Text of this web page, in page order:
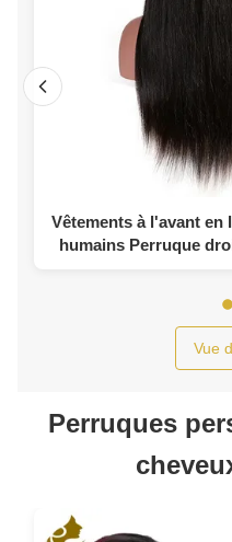
Vêtements à l'avant en
humains Perruque
Vue
Perruques